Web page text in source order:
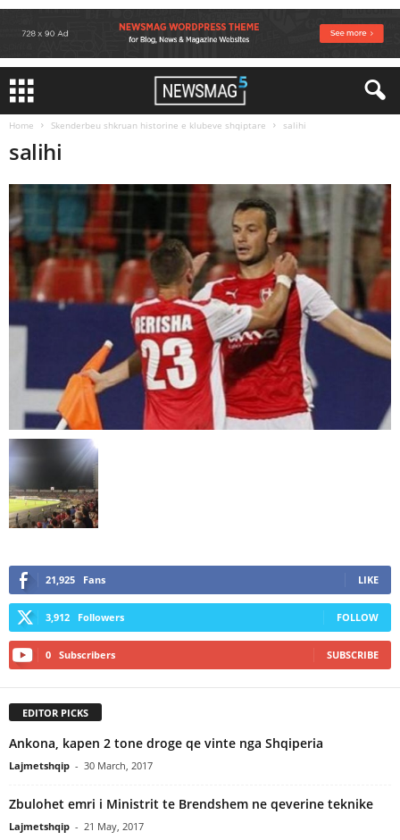
Home Skenderbeu shkruan historine e klubeve shqiptare salihi
salihi
21,925 Fans LIKE
3,912 Followers FOLLOW
0 Subscribers SUBSCRIBE
EDITOR PICKS
Ankona, kapen 2 tone droge qe vinte nga Shqiperia
Lajmetshqip - 30 March, 2017
Zbulohet emri i Ministrit te Brendshem ne qeverine teknike
Lajmetshqip - 21 May, 2017